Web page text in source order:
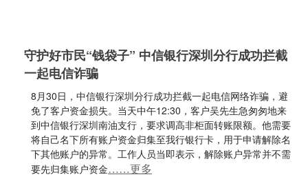
守护好市民“钱袋子” 中信银行深圳分行成功拦截
一起电信诈骗
8月30日，中信银行深圳分行成功拦截一起电信网络诈骗，避
免了客户资金损失。当天中午12:30，客户吴先生急匆匆地来
到中信银行深圳南油支行，要求调高非柜面转账限额。他需要
将自己名下所有账户资金归集至我行银行卡，用于申请解除名
下其他账户的异常。工作人员当即表示，解除账户异常并不需
要先归集账户资金……更多